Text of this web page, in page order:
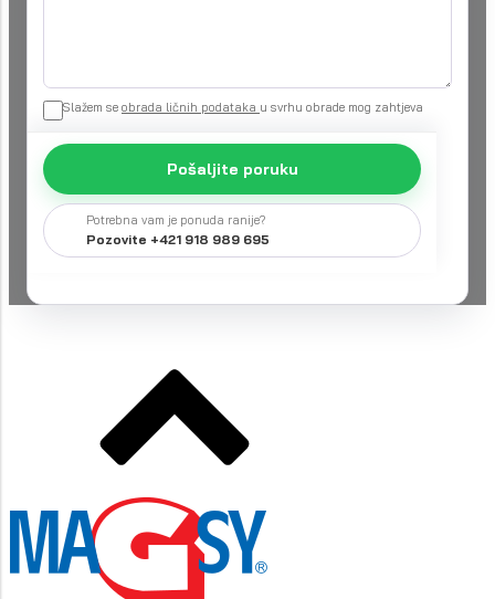
Slažem se obrada ličnih podataka u svrhu obrade mog zahtjeva
Pošaljite poruku
Potrebna vam je ponuda ranije?
Pozovite +421 918 989 695